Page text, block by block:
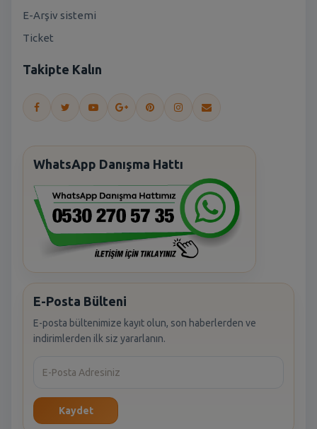
E-Arşiv sistemi
Ticket
Takipte Kalın
WhatsApp Danışma Hattı
E-Posta Bülteni
E-posta bültenimize kayıt olun, son haberlerden ve
indirimlerden ilk siz yararlanın.
Kaydet